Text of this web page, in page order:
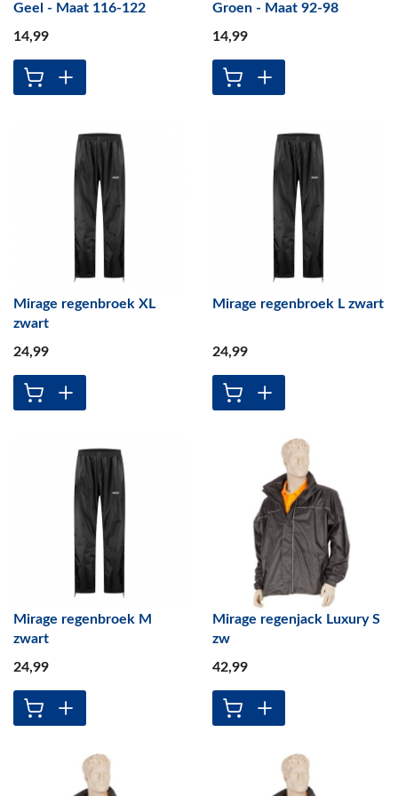
Geel - Maat 116-122
14,99
Groen - Maat 92-98
14,99
Mirage regenbroek XL
zwart
24,99
Mirage regenbroek L zwart
24,99
Mirage regenbroek M
zwart
24,99
Mirage regenjack Luxury S
zw
42,99